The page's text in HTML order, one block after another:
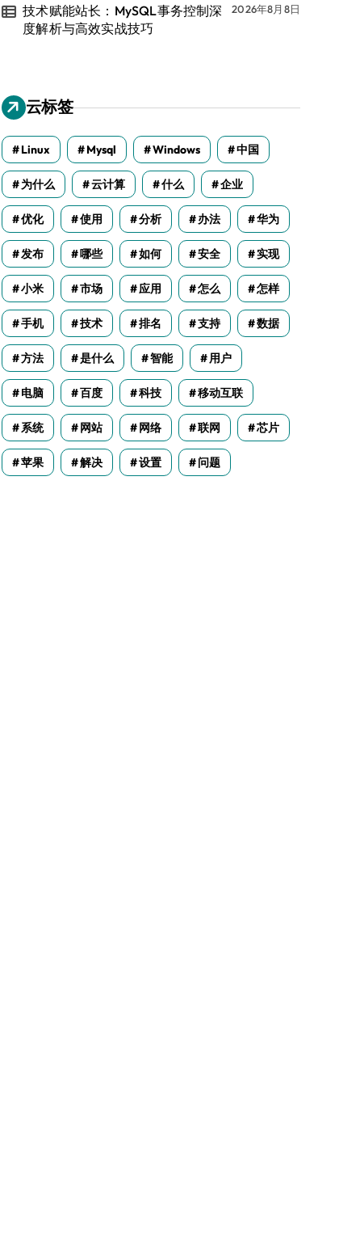
技术赋能站长：MySQL事务控制深
度解析与高效实战技巧
2026年8月8日
云标签
Linux Mysql Windows 中国
为什么 云计算 什么 企业
优化 使用 分析 办法 华为
发布 哪些 如何 安全 实现
小米 市场 应用 怎么 怎样
手机 技术 排名 支持 数据
方法 是什么 智能 用户
电脑 百度 科技 移动互联
系统 网站 网络 联网 芯片
苹果 解决 设置 问题